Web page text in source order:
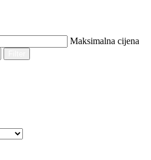
Maksimalna cijena